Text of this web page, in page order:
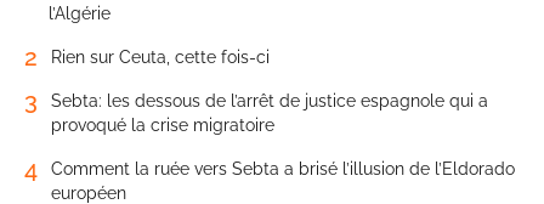
l’Algérie
2 Rien sur Ceuta, cette fois-ci
3
Sebta: les dessous de l’arrêt de justice espagnole qui a
provoqué la crise migratoire
4
Comment la ruée vers Sebta a brisé l’illusion de l’Eldorado
européen